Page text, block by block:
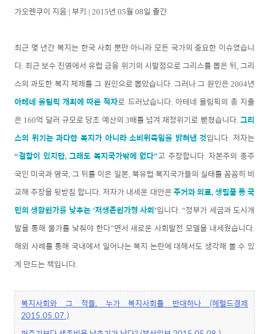
가오롄쿠이 지음 | 부키 | 2015년 05월 08일 출간
최근 몇 년간 복지는 한국 사회 뿐만 아니라 모든 국가의 중요한 이슈였습니
다 .최근 보수 진영에서 유럽 금융 위기의 시발점으로 그리스를 뽑은 뒤 ,그리
스의 과도한 복지 체제를 그 원인으로 뽑았습니다.그러나 그 원인은2004년
아테네 올림픽 개최에 따른 적자로 드러났습니다. 아테네 올림픽의 총 지출
은 160억 달러 규모로 당초 예산의 3배를 넘겨 재정위기로 뻗쳤습니다.그리
스의 위기는 과다한 복지가 아니라 소비위축임을 밝혀낸 것입니다 저자는
“결함이 있지만,그래도 복지국가밖에 없다”고 주장합니다.자본주의 종주
국인 미국과 영국 ,그 뒤를 이은 일본, 북유럽 복지국가들의 실태를 꼼꼼히 비
교해 주장을 뒷받침 합니다 .저자가 내세운 대안은주거와 의료, 생필품 등 국
민의 생활원가를 낮추는 ‘저생존원가형 사회’입니다 . “정부가 세금과 도시개
발을 통해 물가를 낮춰야 한다”면서 새로운 사회발전 모델을 내세웠습니다
해외 사례를 통해 국내에서 일어나는 복지 논란에 대해서도 생각해 볼 수 있
게 만드는 책입니다
복지사회와 그 적들, 누가 복지사회를 반대하나 (헤럴드경제
2015.05.07.)